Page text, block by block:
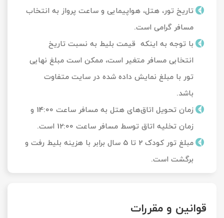
تاریخ تور، هتل، هواپیمایی و ساعت پرواز به انتخاب
مسافر گرامی است.
با توجه به اینکه قیمت بلیط به نسبت تاریخ
انتخابی مسافر متغیر است، ممکن است مبلغ نهایی
تور با مبلغ نمایش داده شده در سایت متفاوت
باشد.
زمان تحویل‌ اتاق‌های هتل به مسافر ساعت 14:00 و
زمان تخلیه اتاق توسط مسافر ساعت 12:00 است.
مبلغ تور کودک 2 تا 5 سال برابر با هزینه بلیط رفت و
برگشت است.
قوانین و مقررات